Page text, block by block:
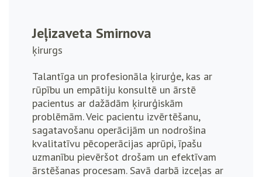
Jeļizaveta Smirnova
ķirurgs
Talantīga un profesionāla ķirurģe, kas ar
rūpību un empātiju konsultē un ārstē
pacientus ar dažādām ķirurģiskām
problēmām. Veic pacientu izvērtēšanu,
sagatavošanu operācijām un nodrošina
kvalitatīvu pēcoperācijas aprūpi, īpašu
uzmanību pievēršot drošam un efektīvam
ārstēšanas procesam. Savā darbā izceļas ar